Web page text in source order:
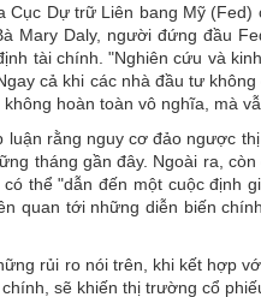
Cục Dự trữ Liên bang Mỹ
Mary Daly, người đứng đầu
tài chính. "Nghiên cứu và
cả khi các nhà đầu tư
hoàn toàn vô nghĩa, mà
luận rằng nguy cơ đảo ngược
tháng gần đây. Ngoài ra,
thể "dẫn đến một cuộc định
quan tới những diễn biến
rủi ro nói trên, khi kết hợp
sẽ khiến thị trường cổ